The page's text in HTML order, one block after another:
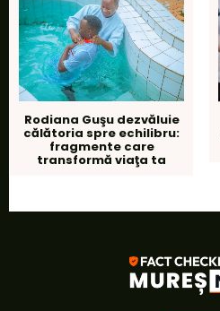
Rodiana Guşu dezvăluie
călătoria spre echilibru:
fragmente care
transformă viaţa ta